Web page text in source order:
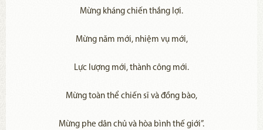
Mừng kháng chiến thắng lợi.
Mừng năm mới, nhiệm vụ mới,
Lực lượng mới, thành công mới.
Mừng toàn thể chiến sĩ và đồng bào,
Mừng phe dân chủ và hòa bình thế giới”.